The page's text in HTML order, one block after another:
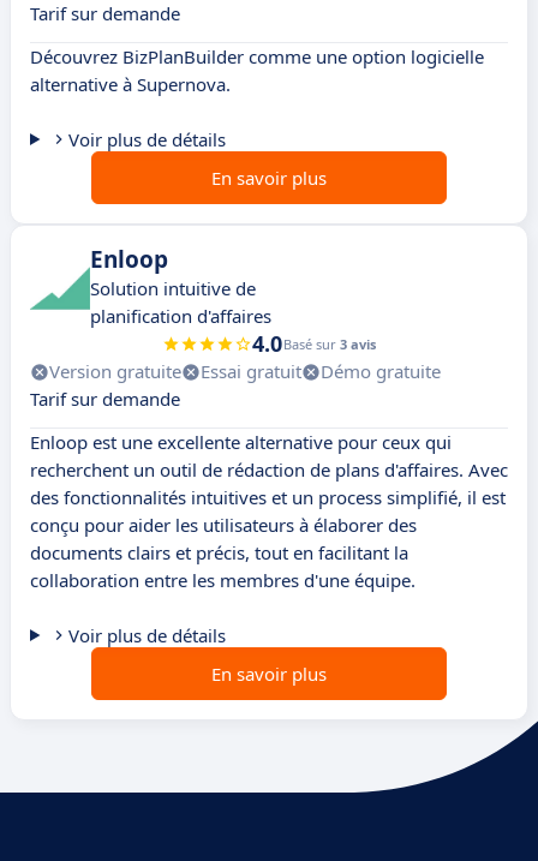
Tarif sur demande
Découvrez BizPlanBuilder comme une option logicielle
alternative à Supernova.
Voir plus de détails
En savoir plus
Enloop
Solution intuitive de
planification d'affaires
4.0Basé sur 3 avis
Version gratuite Essai gratuit
Démo gratuite
Tarif sur demande
Enloop est une excellente alternative pour ceux qui
recherchent un outil de rédaction de plans d'affaires. Avec
des fonctionnalités intuitives et un process simplifié, il est
conçu pour aider les utilisateurs à élaborer des
documents clairs et précis, tout en facilitant la
collaboration entre les membres d'une équipe.
Voir plus de détails
En savoir plus